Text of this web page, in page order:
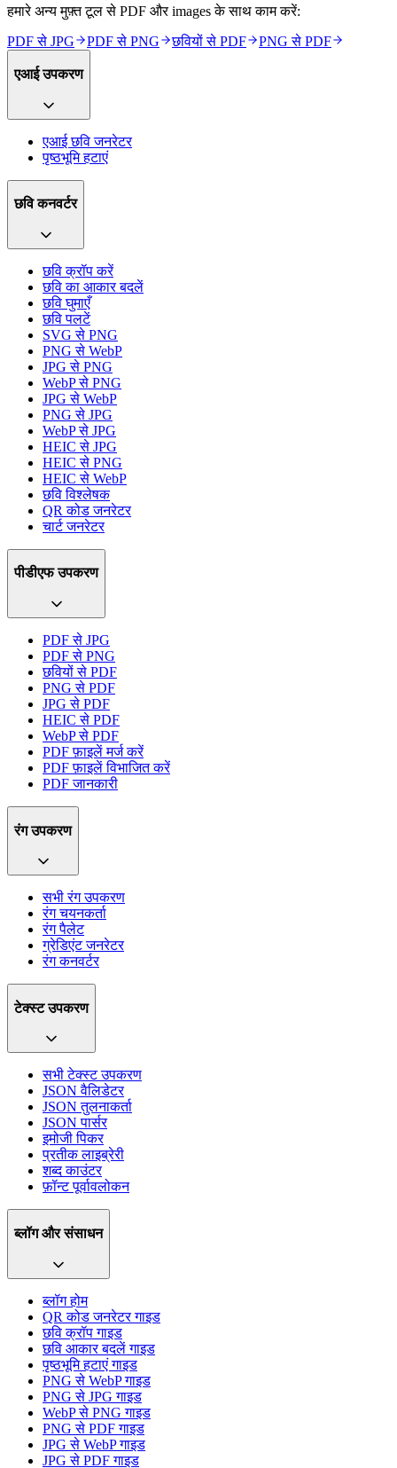
हमारे अन्य मुफ़्त टूल से PDF और images के साथ काम करें:
PDF से JPG
PDF से PNG छवियों से PDF PNG से PDF
एआई उपकरण
एआई छवि जनरेटर
पृष्ठभूमि हटाएं
छवि कनवर्टर
छवि क्रॉप करें
छवि का आकार बदलें
छवि घुमाएँ
छवि पलटें
SVG से PNG
PNG से WebP
JPG से PNG
WebP से PNG
JPG से WebP
PNG से JPG
WebP से JPG
HEIC से JPG
HEIC से PNG
HEIC से WebP
छवि विश्लेषक
QR कोड जनरेटर
चार्ट जनरेटर
पीडीएफ उपकरण
PDF से JPG
PDF से PNG
छवियों से PDF
PNG से PDF
JPG से PDF
HEIC से PDF
WebP से PDF
PDF फ़ाइलें मर्ज करें
PDF फ़ाइलें विभाजित करें
PDF जानकारी
रंग उपकरण
सभी रंग उपकरण
रंग चयनकर्ता
रंग पैलेट
ग्रेडिएंट जनरेटर
रंग कनवर्टर
टेक्स्ट उपकरण
सभी टेक्स्ट उपकरण
JSON वैलिडेटर
JSON तुलनाकर्ता
JSON पार्सर
इमोजी पिकर
प्रतीक लाइब्रेरी
शब्द काउंटर
फ़ॉन्ट पूर्वावलोकन
ब्लॉग और संसाधन
ब्लॉग होम
QR कोड जनरेटर गाइड
छवि क्रॉप गाइड
छवि आकार बदलें गाइड
पृष्ठभूमि हटाएं गाइड
PNG से WebP गाइड
PNG से JPG गाइड
WebP से PNG गाइड
PNG से PDF गाइड
JPG से WebP गाइड
JPG से PDF गाइड